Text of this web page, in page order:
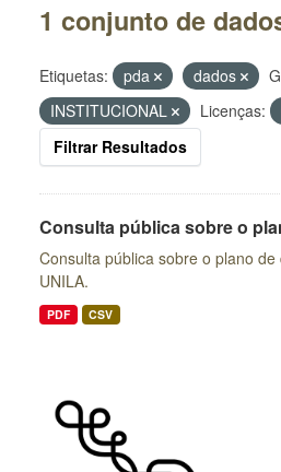
1 conjunto de
Etiquetas: pda dados
INSTITUCIONAL
Licenças:
Filtrar Resultados
Consulta pública sobre o
Consulta pública sobre o plano
UNILA.
PDF CSV